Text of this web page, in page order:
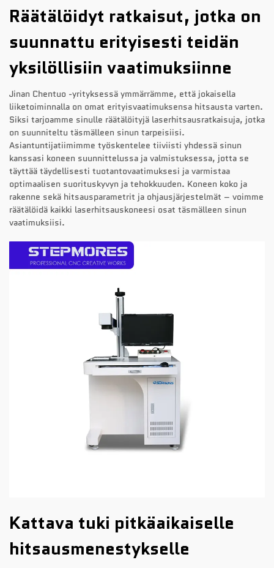
Räätälöidyt ratkaisut, jotka on
suunnattu erityisesti teidän
yksilöllisiin vaatimuksiinne
Jinan Chentuo -yrityksessä ymmärrämme, että jokaisella
liiketoiminnalla on omat erityisvaatimuksensa hitsausta varten.
Siksi tarjoamme sinulle räätälöityjä laserhitsausratkaisuja, jotka
on suunniteltu täsmälleen sinun tarpeisiisi.
Asiantuntijatiimimme työskentelee tiiviisti yhdessä sinun
kanssasi koneen suunnittelussa ja valmistuksessa, jotta se
täyttää täydellisesti tuotantovaatimuksesi ja varmistaa
optimaalisen suorituskyvyn ja tehokkuuden. Koneen koko ja
rakenne sekä hitsausparametrit ja ohjausjärjestelmät – voimme
räätälöidä kaikki laserhitsauskoneesi osat täsmälleen sinun
vaatimuksiisi.
Kattava tuki pitkäaikaiselle
hitsausmenestykselle